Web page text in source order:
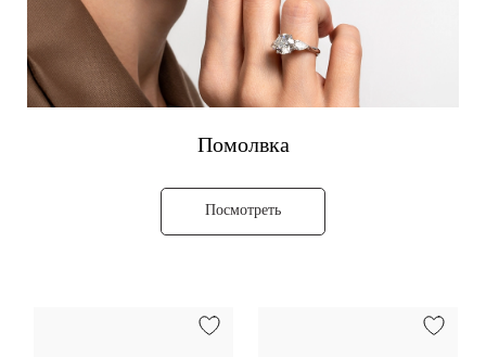
Помолвка
Посмотреть